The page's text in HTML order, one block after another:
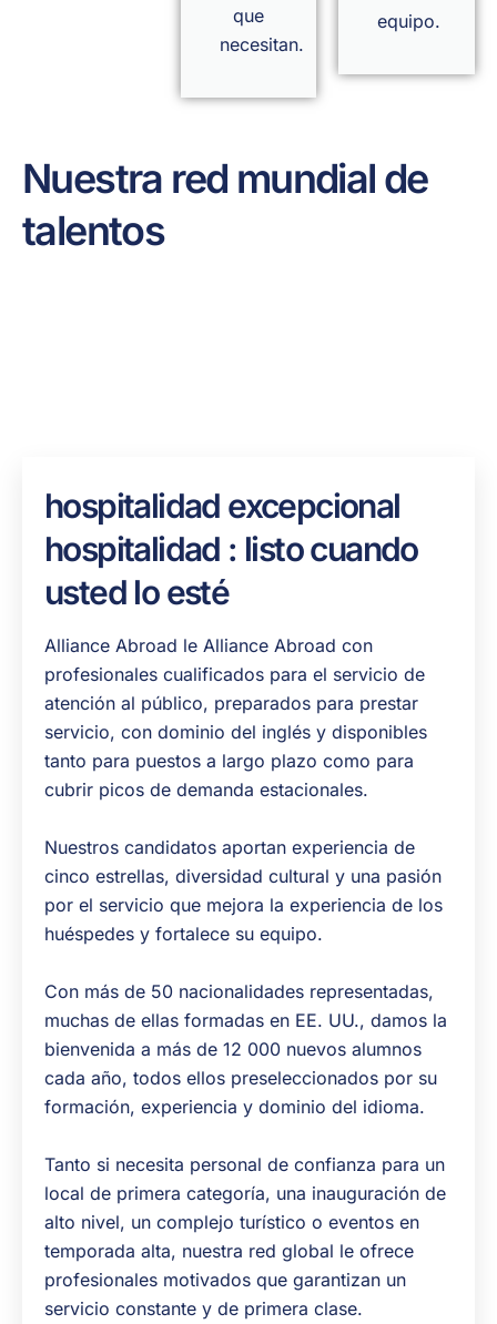
que
necesitan.
equipo.
Nuestra red mundial de
talentos
hospitalidad excepcional
hospitalidad : listo cuando
usted lo esté
Alliance Abroad le Alliance Abroad con
profesionales cualificados para el servicio de
atención al público, preparados para prestar
servicio, con dominio del inglés y disponibles
tanto para puestos a largo plazo como para
cubrir picos de demanda estacionales.
Nuestros candidatos aportan experiencia de
cinco estrellas, diversidad cultural y una pasión
por el servicio que mejora la experiencia de los
huéspedes y fortalece su equipo.
Con más de 50 nacionalidades representadas,
muchas de ellas formadas en EE. UU., damos la
bienvenida a más de 12 000 nuevos alumnos
cada año, todos ellos preseleccionados por su
formación, experiencia y dominio del idioma.
Tanto si necesita personal de confianza para un
local de primera categoría, una inauguración de
alto nivel, un complejo turístico o eventos en
temporada alta, nuestra red global le ofrece
profesionales motivados que garantizan un
servicio constante y de primera clase.